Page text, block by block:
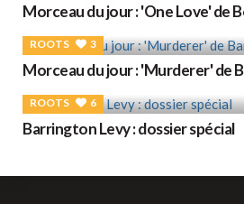
Morceau du jour : 'One Love' de
ROOTS 3
Morceau du jour : 'Murderer' de
ROOTS 6
Barrington Levy : dossier spécial